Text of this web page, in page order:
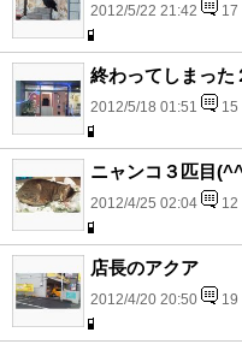
2012/5/22 21:42 17
終わってしまった
2012/5/18 01:51 15
ニャンコ３匹目
2012/4/25 02:04 12
店長のアクア
2012/4/20 20:50 19